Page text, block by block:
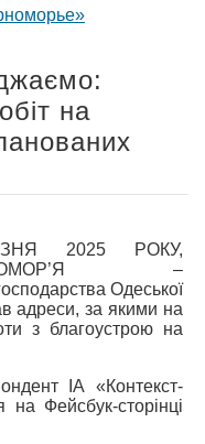
на
2025 РОКУ,
–
Одеської
адреси, за якими на
з благоустрою на
ІА «Контекст-
Фейсбук-сторінці